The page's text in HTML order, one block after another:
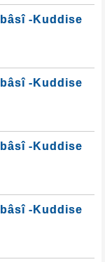
-Kuddise
-Kuddise
-Kuddise
-Kuddise